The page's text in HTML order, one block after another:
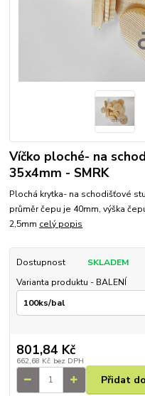
Víčko ploché- na
35x4mm - SMRK
Plochá krytka- na schodišťové
průměr čepu je 40mm, výška
2,5mm celý popis
Dostupnost
SKLADEM
Varianta produktu - BALENÍ
801,84 Kč
662,68 Kč bez DPH
Přidat